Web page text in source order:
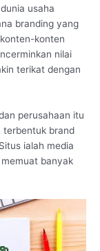
usaha
branding yang
konten
nilai
terikat dengan
perusahaan itu
terbentuk brand
ialah media
banyak